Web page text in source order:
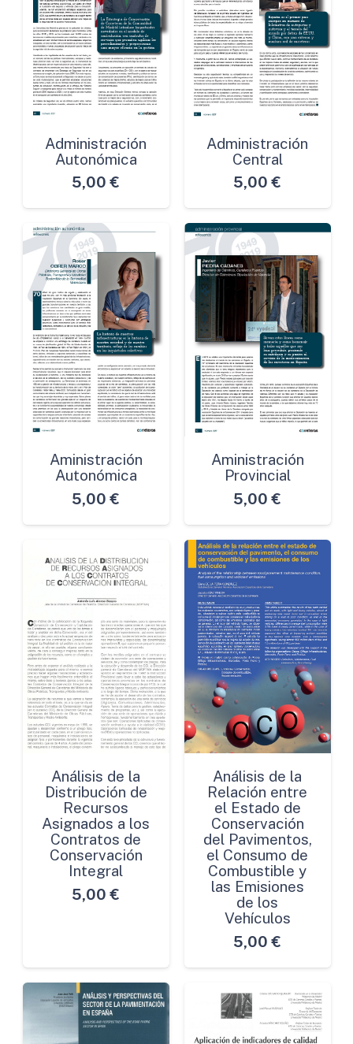
Administración
Autonómica
5,00 €
Administración
Central
5,00 €
Aministración
Autonómica
5,00 €
Aministración
Provincial
5,00 €
Análisis de la
Distribución de
Recursos
Asignados a los
Contratos de
Conservación
Integral
5,00 €
Análisis de la
Relación entre
el Estado de
Conservación
del Pavimentos,
el Consumo de
Combustible y
las Emisiones
de los
Vehículos
5,00 €